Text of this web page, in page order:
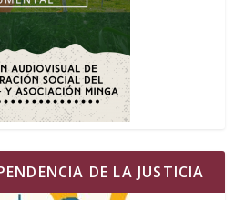
DE LA JUSTICIA